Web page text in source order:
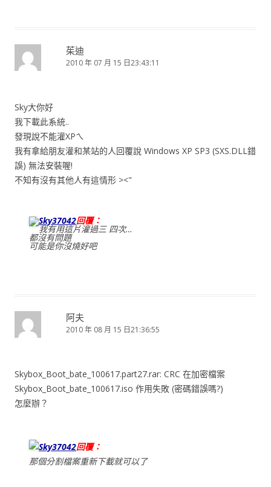
茱迪
2010 年 07 月 15 日23:43:11
Sky大你好
我下載此系統..
發現說不能灌XPㄟ
我有拿給朋友灌和某站的人回覆說 Windows XP SP3 (SXS.DLL錯
誤) 無法安裝喔!
不知有沒有其他人有這情形 ><"
Sky37042回覆：
我有用這片灌過三 四次…
都沒有問題
可能是你沒燒好吧
阿夫
2010 年 08 月 15 日21:36:55
Skybox_Boot_bate_100617.part27.rar: CRC 在加密檔案
Skybox_Boot_bate_100617.iso 作用失敗 (密碼錯誤嗎?)
怎麼辦？
Sky37042回覆：
那個分割檔案重新下載就可以了